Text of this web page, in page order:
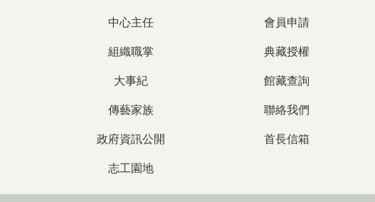
中心主任
組織職掌
大事紀
傳藝家族
政府資訊公開
志工園地
會員申請
典藏授權
館藏查詢
聯絡我們
首長信箱